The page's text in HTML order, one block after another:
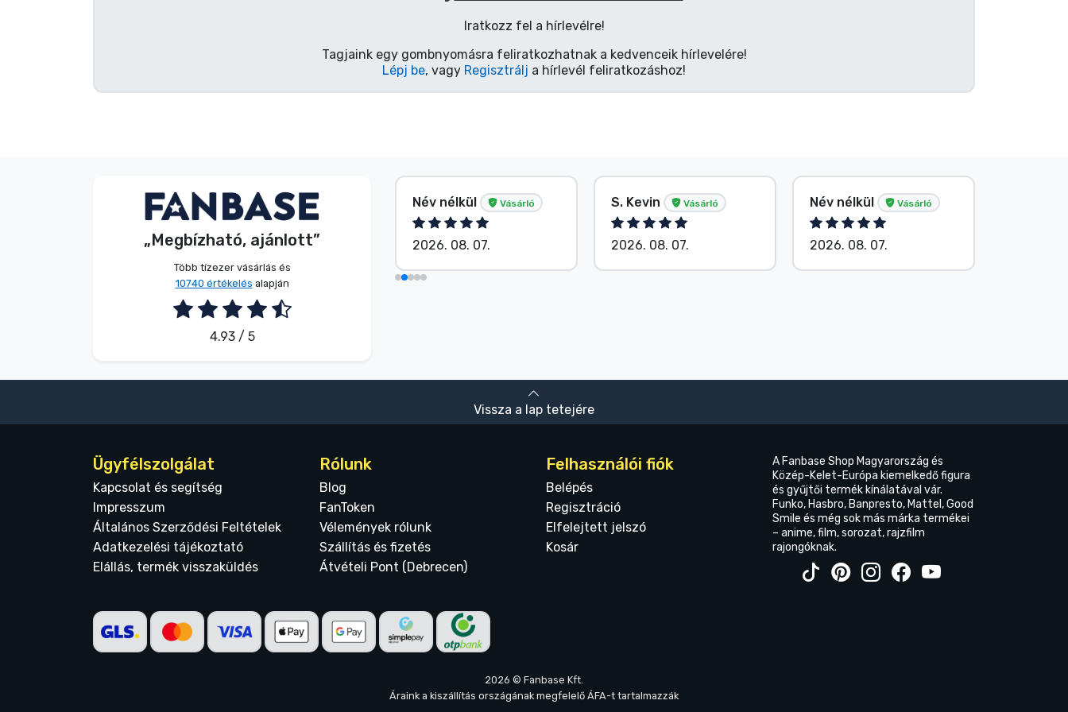
Iratkozz fel a hírlevélre!
Tagjaink egy gombnyomásra feliratkozhatnak a kedvenceik hírlevelére!
Lépj be, vagy Regisztrálj a hírlevél feliratkozáshoz!
„Megbízható, ajánlott”
Több tízezer vásárlás és
10740 értékelés alapján
4.93 / 5
G. Gábor Vásárló
2026. 08. 07.
Név nélkül Vásárló
2026. 08. 07.
S. Kevin Vásárló
2026. 08. 07.
Név nélkül Vásárló
2026. 08. 07.
Vissza a lap tetejére
Ügyfélszolgálat
Kapcsolat és segítség
Impresszum
Általános Szerződési Feltételek
Adatkezelési tájékoztató
Elállás, termék visszaküldés
Rólunk
Blog
FanToken
Vélemények rólunk
Szállítás és fizetés
Átvételi Pont (Debrecen)
Felhasználói fiók
Belépés
Regisztráció
Elfelejtett jelszó
Kosár
A Fanbase Shop Magyarország és
Közép-Kelet-Európa kiemelkedő figura
és gyűjtői termék kínálatával vár.
Funko, Hasbro, Banpresto, Mattel, Good
Smile és még sok más márka termékei
– anime, film, sorozat, rajzfilm
rajongóknak.
2026 © Fanbase Kft.
Áraink a kiszállítás országának megfelelő ÁFA-t tartalmazzák